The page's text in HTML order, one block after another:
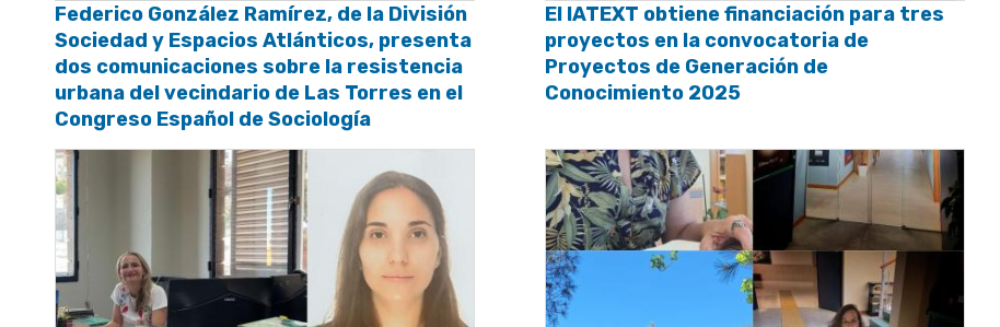
Federico González Ramírez, de la División
Sociedad y Espacios Atlánticos, presenta
dos comunicaciones sobre la resistencia
urbana del vecindario de Las Torres en el
Congreso Español de Sociología
El IATEXT obtiene financiación para tres
proyectos en la convocatoria de
Proyectos de Generación de
Conocimiento 2025